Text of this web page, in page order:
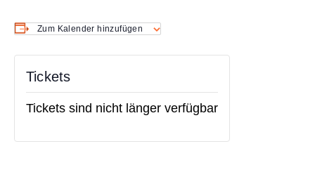
Zum Kalender hinzufügen
Tickets
Tickets sind nicht länger verfügbar